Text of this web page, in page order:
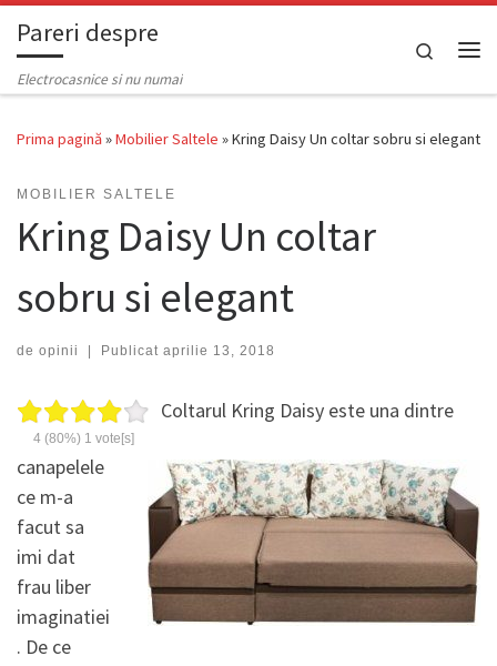
Skip to content
Pareri despre
Electrocasnice si nu numai
Search
Prima pagină»Mobilier Saltele »Kring Daisy Un coltar sobru si elegant
MOBILIER SALTELE
Kring Daisy Un coltar
sobru si elegant
de opinii Publicat aprilie 13, 2018
4(80%) 1 vote[s]
Coltarul Kring Daisy este una dintre
canapelele
ce m-a
facut sa
imi dat
frau liber
imaginatiei
. De ce